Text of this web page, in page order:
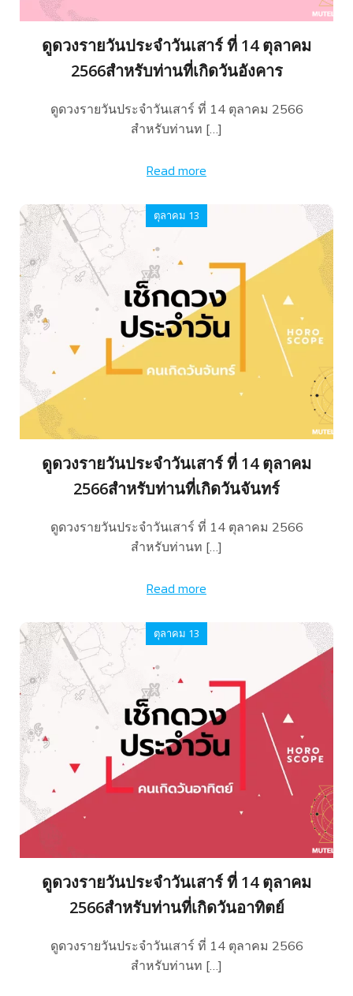
ดูดวงรายวันประจำวันเสาร์ ที่ 14 ตุลาคม
2566สำหรับท่านที่เกิดวันอังคาร
ดูดวงรายวันประจำวันเสาร์ ที่ 14 ตุลาคม 2566
สำหรับท่านท […]
Read more
ตุลาคม 13
ดูดวงรายวันประจำวันเสาร์ ที่ 14 ตุลาคม
2566สำหรับท่านที่เกิดวันจันทร์
ดูดวงรายวันประจำวันเสาร์ ที่ 14 ตุลาคม 2566
สำหรับท่านท […]
Read more
ตุลาคม 13
ดูดวงรายวันประจำวันเสาร์ ที่ 14 ตุลาคม
2566สำหรับท่านที่เกิดวันอาทิตย์
ดูดวงรายวันประจำวันเสาร์ ที่ 14 ตุลาคม 2566
สำหรับท่านท […]